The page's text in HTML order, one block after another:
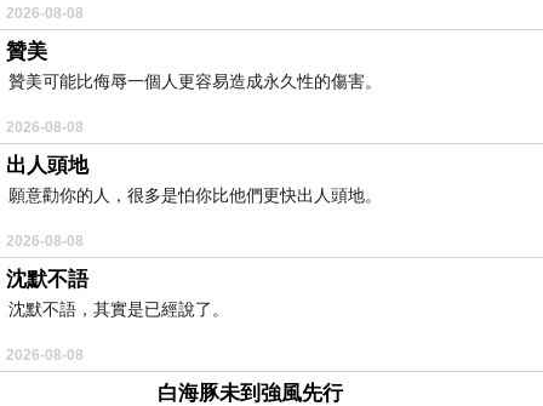
2026-08-08
贊美
贊美可能比侮辱一個人更容易造成永久性的傷害。
2026-08-08
出人頭地
願意勸你的人，很多是怕你比他們更快出人頭地。
2026-08-08
沈默不語
沈默不語，其實是已經說了。
2026-08-08
白海豚未到強風先行